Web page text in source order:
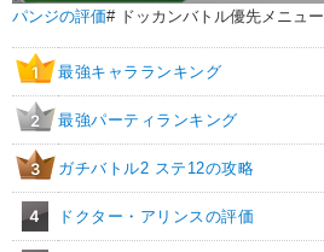
パンジの評価# ドッカンバトル優先メニュー
1 最強キャラランキング
2 最強パーティランキング
3 ガチバトル2 ステ12の攻略
4 ドクター・アリンスの評価